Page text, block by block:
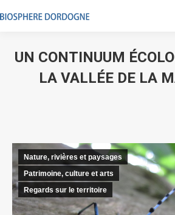
UN CONTINUUM
LA VALLÉE DE LA
Nature, rivières et paysages
Patrimoine, culture et arts
Regards sur le territoire